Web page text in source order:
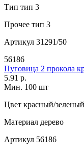
Тип тип 3
Прочее тип 3
Артикул 31291/50
56186
Пуговица 2 прокола
5.91 р.
Мин. 100 шт
Цвет красный/
Материал дерево
Артикул 56186